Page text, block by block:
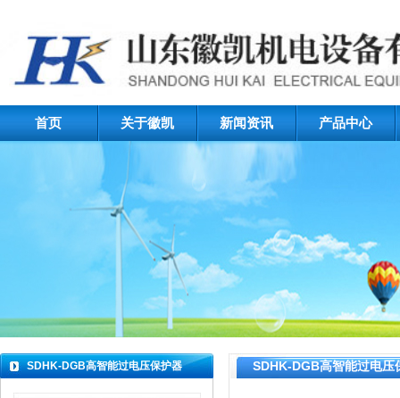
首页 关于徽凯 新闻资讯 产品中心
SDHK-DGB高智能过电压
SDHK-DGB高智能过电压保护器